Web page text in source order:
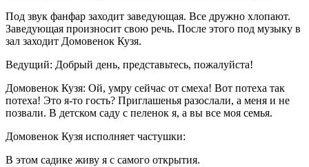
Под звук фанфар заходит заведующая. Все дружно хлопают.
Заведующая произносит свою речь. После этого под музыку в
зал заходит Домовенок Кузя.
Ведущий: Добрый день, представьтесь, пожалуйста!
Домовенок Кузя: Ой, умру сейчас от смеха! Вот потеха так
потеха! Это я-то гость? Приглашенья разослали, а меня и не
позвали. В детском саду с пеленок я, а вы все моя семья.
Домовенок Кузя исполняет частушки:
В этом садике живу я с самого открытия.